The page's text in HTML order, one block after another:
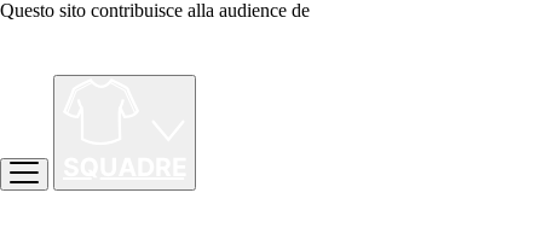
Questo sito contribuisce alla audience de